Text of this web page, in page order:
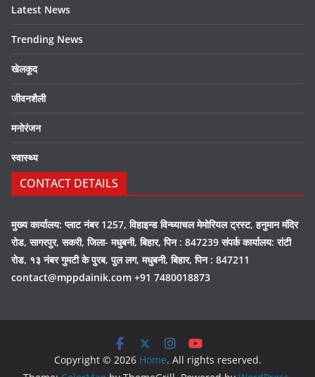
Latest News
Trending News
खेलकूद
जीवनशैली
मनोरंजन
स्वास्थ्य
CONTACT DETAILS
मुख्य कार्यालय: प्लाट नंबर 1257, विहाइन्ड विन्ध्याचल मेमोरियल ट्रस्ट, हनुमान मंदिर
रोड, सागरपुर, सकरी, जिला- मधुबनी, बिहार, पिन : 847239 संपर्क कार्यालय: रांटी
रोड, १३ नंबर गुमटी के पुरब, पुल लग, मधुबनी, बिहार, पिन : 847211
contact@mppdainik.com +91 7480018873
Copyright © 2026 Home. All rights reserved.